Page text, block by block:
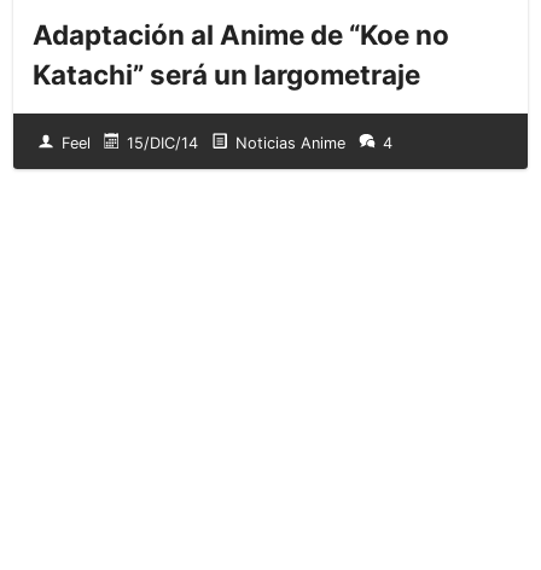
Adaptación al Anime de “Koe no
Katachi” será un largometraje
Feel 15/DIC/14 Noticias Anime 4